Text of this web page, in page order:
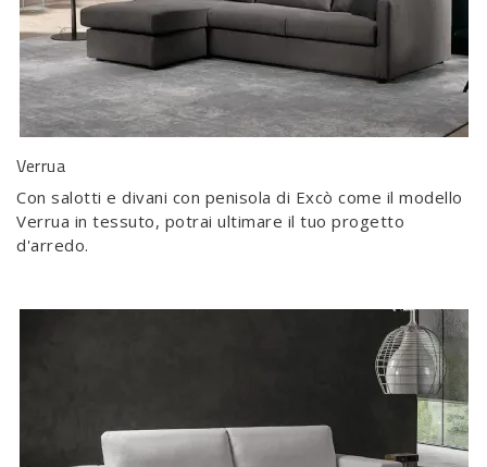
Verrua
Con salotti e divani con penisola di Excò come il modello
Verrua in tessuto, potrai ultimare il tuo progetto
d'arredo.